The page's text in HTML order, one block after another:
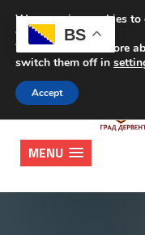
MENU
BS
We are using cookies to
website.
You can find out more
switch them off in
Accept